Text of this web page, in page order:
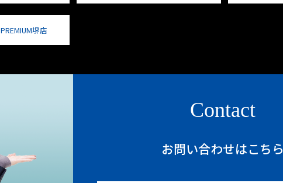
堺店
Contact
お問い合わせはこちら